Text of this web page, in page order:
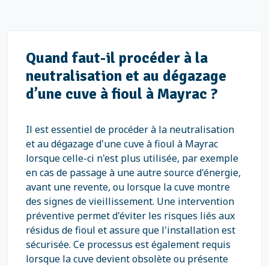
Quand faut-il procéder à la
neutralisation et au dégazage
d’une cuve à fioul à Mayrac ?
Il est essentiel de procéder à la neutralisation
et au dégazage d'une cuve à fioul à Mayrac
lorsque celle-ci n'est plus utilisée, par exemple
en cas de passage à une autre source d'énergie,
avant une revente, ou lorsque la cuve montre
des signes de vieillissement. Une intervention
préventive permet d'éviter les risques liés aux
résidus de fioul et assure que l'installation est
sécurisée. Ce processus est également requis
lorsque la cuve devient obsolète ou présente